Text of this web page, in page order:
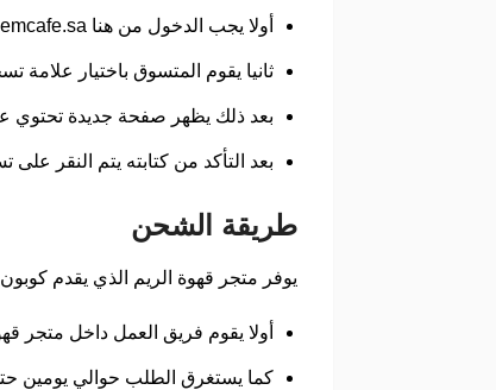
أولا يجب الدخول من هنا https://alreemcafe.sa/ إلى المتجر الذي يقدم كود خصم قهوة الريم بالإضافة إلى رمز خصم قهوة الريم.
ثانيا يقوم المتسوق باختيار
بعد ذلك يظهر صفحة جديدة تحتوي
بعد التأكد من كتابته يتم النقر
طريقة الشحن
يوفر متجر قهوة الريم الذي يقدم
أولا يقوم فريق العمل داخل متجر قهوة
كما يستغرق الطلب حوالي يومين حتي يتم التوصيل داخل مدينة